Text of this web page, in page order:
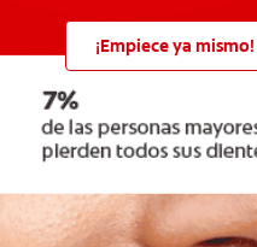
¡Empiece ya mismo!